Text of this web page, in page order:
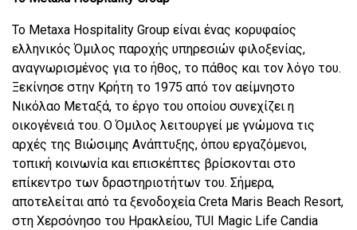
Το Metaxa Hospitality Group είναι ένας κορυφαίος
ελληνικός Όμιλος παροχής υπηρεσιών φιλοξενίας,
αναγνωρισμένος για το ήθος, το πάθος και τον λόγο του.
Ξεκίνησε στην Κρήτη το 1975 από τον αείμνηστο
Νικόλαο Μεταξά, το έργο του οποίου συνεχίζει η
οικογένειά του. Ο Όμιλος λειτουργεί με γνώμονα τις
αρχές της Βιώσιμης Ανάπτυξης, όπου εργαζόμενοι,
τοπική κοινωνία και επισκέπτες βρίσκονται στο
επίκεντρο των δραστηριοτήτων του. Σήμερα,
αποτελείται από τα ξενοδοχεία Creta Maris Beach Resort,
στη Χερσόνησο του Ηρακλείου, TUI Magic Life Candia